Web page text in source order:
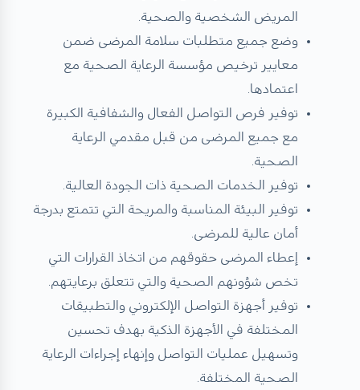
المريض الشخصية والصحية.
وضع جميع متطلبات سلامة المرضى ضمن
معايير ترخيص مؤسسة الرعاية الصحية مع
اعتمادها.
توفير فرص التواصل الفعال والشفافية الكبيرة
مع جميع المرضى من قبل مقدمي الرعاية
الصحية.
توفير الخدمات الصحية ذات الجودة العالية.
توفير البيئة المناسبة والمريحة التي تتمتع بدرجة
أمان عالية للمرضى.
إعطاء المرضى حقوقهم من اتخاذ القرارات التي
تخص شؤونهم الصحية والتي تتعلق برعايتهم.
توفير أجهزة التواصل الإلكتروني والتطبيقات
المختلفة في الأجهزة الذكية بهدف تحسين
وتسهيل عمليات التواصل وإنهاء إجراءات الرعاية
الصحية المختلفة.